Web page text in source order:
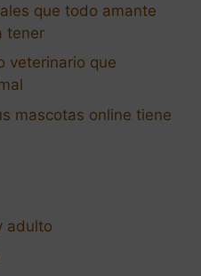
que todo amante
tener
veterinario que
mascotas online tiene
adulto